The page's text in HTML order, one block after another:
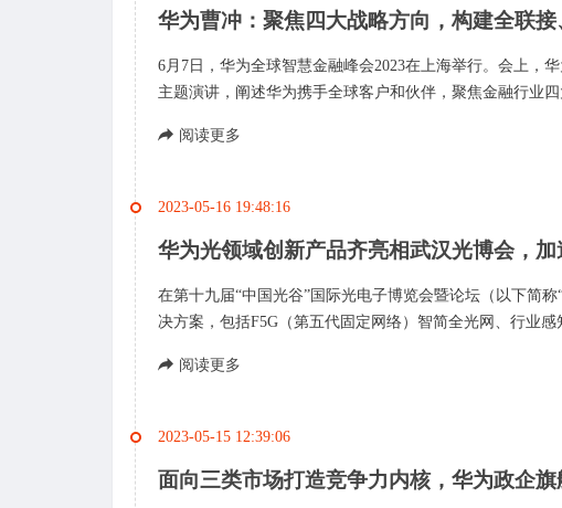
华为曹冲：聚焦四大战略方向，构建全联
6月7日，华为全球智慧金融峰会2023在上海举行。会上，
主题演讲，阐述华为携手全球客户和伙伴，聚焦金融行业
阅读更多
2023-05-16 19:48:16
华为光领域创新产品齐亮相武汉光博会，
在第十九届“中国光谷”国际光电子博览会暨论坛（以下简
决方案，包括F5G（第五代固定网络）智简全光网、行业
阅读更多
2023-05-15 12:39:06
面向三类市场打造竞争力内核，华为政企